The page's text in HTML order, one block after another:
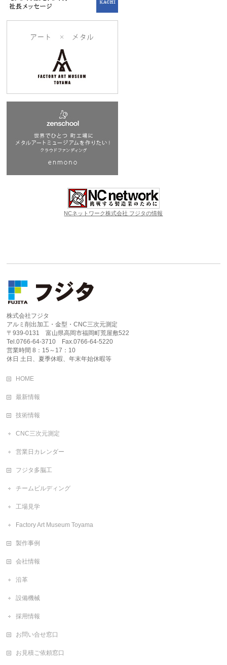
NCネットワーク株式会社 フジタの情報
株式会社フジタ
アルミ削出加工・金型・CNC三次元測定
〒939-0131 富山県高岡市福岡町荒屋敷522
Tel.0766-64-3710 Fax.0766-64-5220
営業時間 8：15～17：10
休日 土日、夏季休暇、年末年始休暇等
HOME
最新情報
技術情報
CNC三次元測定
営業日カレンダー
フジタ多脳工
チームビルディング
工場見学
Factory Art Museum Toyama
製作事例
会社情報
沿革
設備機械
採用情報
お問い合せ窓口
お見積ご依頼窓口